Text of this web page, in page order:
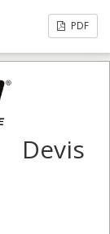
PDF
Devis